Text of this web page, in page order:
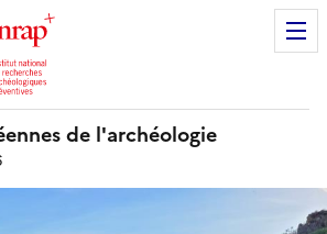
de l'archéologie